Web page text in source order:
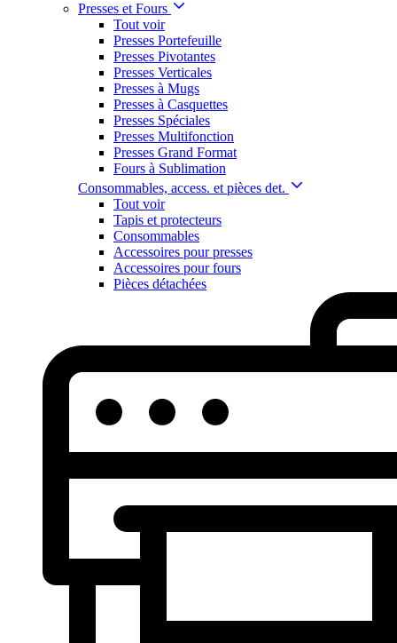
Presses et Fours
Tout voir
Presses Portefeuille
Presses Pivotantes
Presses Verticales
Presses à Mugs
Presses à Casquettes
Presses Spéciales
Presses Multifonction
Presses Grand Format
Fours à Sublimation
Consommables, access. et pièces det.
Tout voir
Tapis et protecteurs
Consommables
Accessoires pour presses
Accessoires pour fours
Pièces détachées